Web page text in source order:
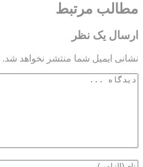
مطالب مرتبط
ارسال یک نظر
نشانی ایمیل شما منتشر نخواهد شد.